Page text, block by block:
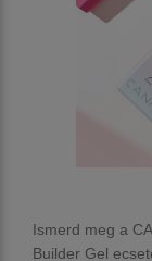
Ismerd meg a
Builder Gel